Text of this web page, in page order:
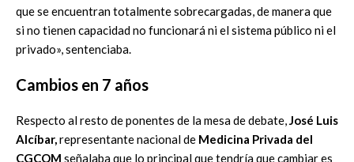
que se encuentran totalmente sobrecargadas, de manera que
si no tienen capacidad no funcionará ni el sistema público ni el
privado», sentenciaba.
Cambios en 7 años
Respecto al resto de ponentes de la mesa de debate,José Luis
Alcíbar,representante nacional de Medicina Privada del
CGCOM señalaba que lo principal que tendría que cambiar es